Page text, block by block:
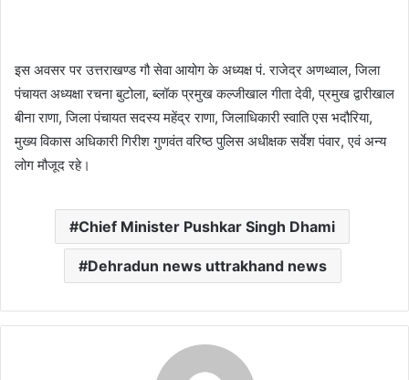
इस अवसर पर उत्तराखण्ड गौ सेवा आयोग के अध्यक्ष पं. राजेद्र अणथ्वाल, जिला
पंचायत अध्यक्षा रचना बुटोला, ब्लॉक प्रमुख कल्जीखाल गीता देवी, प्रमुख द्वारीखाल
बीना राणा, जिला पंचायत सदस्य महेंद्र राणा, जिलाधिकारी स्वाति एस भदौरिया,
मुख्य विकास अधिकारी गिरीश गुणवंत वरिष्ठ पुलिस अधीक्षक सर्वेश पंवार, एवं अन्य
लोग मौजूद रहे।
Chief Minister Pushkar Singh Dhami
Dehradun news uttrakhand news